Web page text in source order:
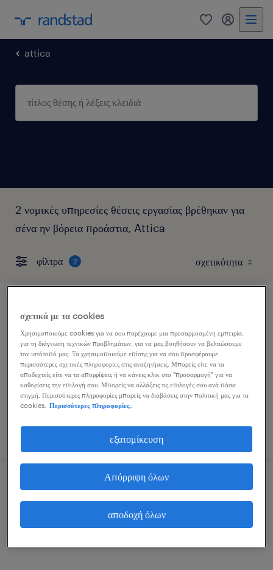
0 my
attica
2 νομικές υπηρεσίες θέσεις εργασίας βρέθηκαν για
σένα ην βόρεια προάστια, Attica
φίλτρα 2
lawyer (energy)
kallithea, attica
μόνιμη
δημοσιεύτηκε 7 ιουλίου 2026
senior associate lawyer
σχετικά με τα cookies
Χρησιμοποιούμε cookies για να σου παρέχουμε μια προσαρμοσμένη εμπειρία,
για τη διάγνωση τεχνικών προβλημάτων, για να μας βοηθήσουν να βελτιώσουμε
τον ιστότοπό μας. Τα χρησιμοποιούμε επίσης για να σου προσφέρουμε
περισσότερες σχετικές πληροφορίες στις αναζητήσεις. Μπορείς είτε να τα
αποδεχτείς είτε να τα απορρίψεις ή να κάνεις κλικ στο "προσαρμογή" για να
καθορίσεις την επιλογή σου. Μπορείς να αλλάξεις τις επιλογές σου ανά πάσα
στιγμή. Περισσότερες πληροφορίες μπορείς να διαβάσεις στην πολιτική μας για τα
cookies.
Περισσότερες πληροφορίες.
εξατομίκευση
Απόρριψη όλων
αποδοχή όλων